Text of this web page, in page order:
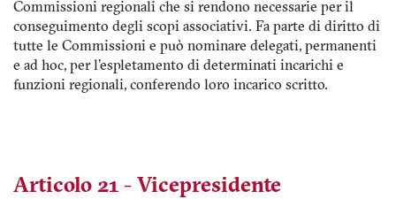
Commissioni regionali che si rendono necessarie per il
conseguimento degli scopi associativi. Fa parte di diritto di
tutte le Commissioni e può nominare delegati, permanenti
e ad hoc, per l'espletamento di determinati incarichi e
funzioni regionali, conferendo loro incarico scritto.
Articolo 21 - Vicepresidente